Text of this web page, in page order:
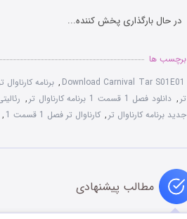
در حال بارگذاری پخش کننده...
برچسب ها
Download Carnival Tar S01E01
, برنامه کارناوال‌ تر فصل
تر , دانلود فصل 1 قسمت 1 برنامه کارناوال‌ تر ,
جدید برنامه کارناوال‌ تر , کارناوال‌ تر فصل 1 قسمت 1 ,
مطالب پیشنهادی